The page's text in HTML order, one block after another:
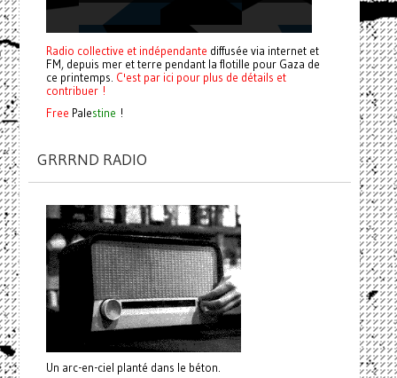
Radio collective et indépendante diffusée via internet et
FM, depuis mer et terre pendant la flotille pour Gaza de
ce printemps. C'est par ici pour plus de détails et
contribuer !
Free Palestine !
GRRRND RADIO
Un arc-en-ciel planté dans le béton.